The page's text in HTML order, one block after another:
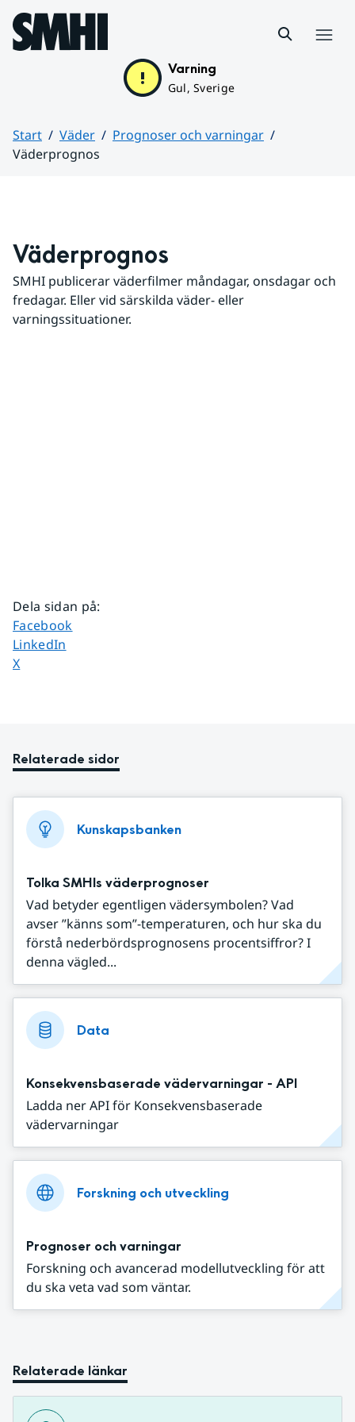
Hoppa till sidans innehåll
Varning
Gul, Sverige
Start Väder
Prognoser och varningar
Väderprognos
Väderprognos
SMHI publicerar väderfilmer måndagar, onsdagar och
fredagar. Eller vid särskilda väder- eller
varningssituationer.
Dela sidan på:
Dela sidan på
Facebook
Dela sidan på
LinkedIn
Dela sidan på
X
Relaterade sidor
Kunskapsbanken
Tolka SMHIs väderprognoser
Vad betyder egentligen vädersymbolen? Vad
avser ”känns som”-temperaturen, och hur ska du
förstå nederbördsprognosens procentsiffror? I
denna vägled...
Data
Konsekvensbaserade vädervarningar - API
Ladda ner API för Konsekvensbaserade
vädervarningar
Forskning och utveckling
Prognoser och varningar
Forskning och avancerad modellutveckling för att
du ska veta vad som väntar.
Relaterade länkar